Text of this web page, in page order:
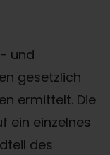
und
gesetzlich
ermittelt. Die
ein einzelnes
des